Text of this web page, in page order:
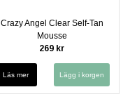
Crazy Angel Clear Self-Tan
Mousse
269 kr
Läs mer